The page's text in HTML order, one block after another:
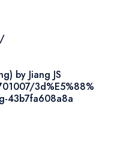
by Jiang JS
3d%E5%88%
43b7fa608a8a